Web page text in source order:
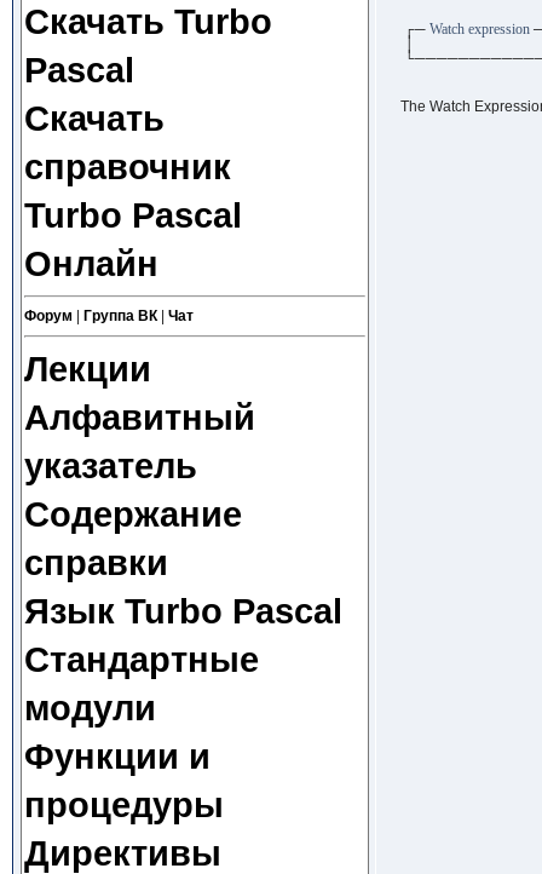
Скачать Turbo
Pascal
Скачать
справочник
Turbo Pascal
Онлайн
Форум Группа ВК| Чат
Лекции
Алфавитный
указатель
Содержание
справки
Язык Turbo Pascal
Стандартные
модули
Функции и
процедуры
Директивы
┌─Watch expression
│
The Watch